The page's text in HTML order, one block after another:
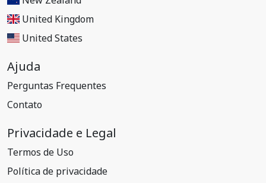
United Kingdom
United States
Ajuda
Perguntas Frequentes
Contato
Privacidade e Legal
Termos de Uso
Política de privacidade